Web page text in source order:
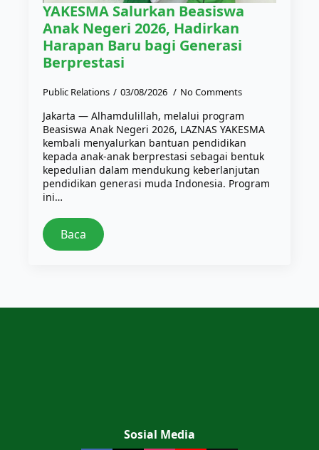
YAKESMA Salurkan Beasiswa
Anak Negeri 2026, Hadirkan
Harapan Baru bagi Generasi
Berprestasi
Public Relations 03/08/2026 No Comments
Jakarta — Alhamdulillah, melalui program
Beasiswa Anak Negeri 2026, LAZNAS YAKESMA
kembali menyalurkan bantuan pendidikan
kepada anak-anak berprestasi sebagai bentuk
kepedulian dalam mendukung keberlanjutan
pendidikan generasi muda Indonesia. Program
ini…
Baca
Sosial Media